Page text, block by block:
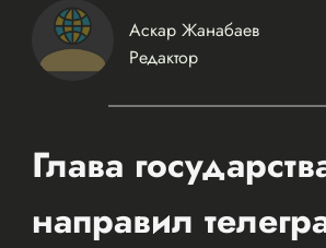
Аскар Жанабаев
Редактор
Глава
направил